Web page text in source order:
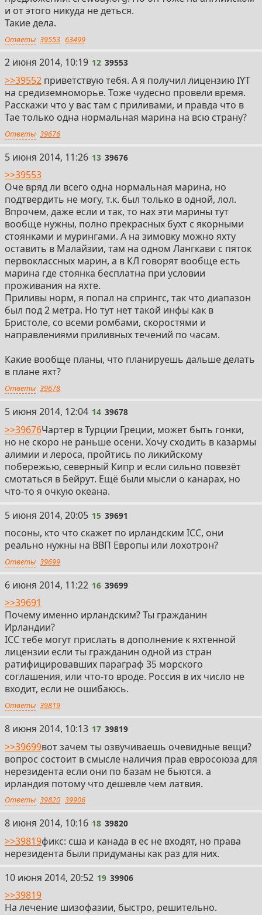
и от этого никуда не деться.
Такие дела.
Ответы 39553 63499
12
2 июня 2014, 10:19 12 39553
>>39552 приветствую тебя. А я получил лицензию IYT
на средиземноморье. Тоже чудесно провели время.
Расскажи что у вас там с приливами, и правда что в
Тае только одна нормальная марина на всю страну?
Ответы 39676
13
5 июня 2014, 11:26 13 39676
>>39553
Оче вряд ли всего одна нормальная марина, но
подтвердить не могу, т.к. был только в одной, лол.
Впрочем, даже если и так, то нах эти марины тут
вообще нужны, полно прекрасных бухт с якорными
стоянками и мурингами. А на зимовку можно яхту
оставить в Малайзии, там на одном Лангкави с пяток
первоклассных марин, а в КЛ говорят вообще есть
марина где стоянка бесплатна при условии
проживания на яхте.
Приливы норм, я попал на спрингс, так что диапазон
был под 2 метра. Но тут нет такой инфы как в
Бристоле, со всеми ромбами, скоростями и
направлениями приливных течений по часам.
Какие вообще планы, что планируешь дальше делать
в плане яхт?
Ответы 39678
14
5 июня 2014, 12:04 14 39678
>>39676Чартер в Турции Греции, может быть гонки,
но не скоро не раньше осени. Хочу сходить в казармы
алимии и лероса, пройтись по ликийскому
побережью, северный Кипр и если сильно повезёт
смотаться в Бейрут. Ещё были мысли о канарах, но
что-то я очкую океана.
15
5 июня 2014, 20:05 15 39691
посоны, кто что скажет по ирландским ICC, они
реально нужны на ВВП Европы или лохотрон?
Ответы 39699
16
6 июня 2014, 11:22 16 39699
>>39691
Почему именно ирландским? Ты гражданин
Ирландии?
ICC тебе могут прислать в дополнение к яхтенной
лицензии если ты гражданин одной из стран
ратифицировавших параграф 35 морского
соглашения, или что-то вроде. Россия в их число не
входит, если не ошибаюсь.
Ответы 39819
17
8 июня 2014, 10:13 17 39819
>>39699вот зачем ты озвучиваешь очевидные вещи?
вопрос состоит в смысле наличия прав евросоюза для
нерезидента если они по базам не бьются. а
ирландия потому что дешевле чем латвия.
Ответы 39820 39906
18
8 июня 2014, 10:16 18 39820
>>39819фикс: сша и канада в ес не входят, но права
нерезидента были придуманы как раз для них.
19
10 июня 2014, 20:52 19 39906
>>39819
На лечение шизофазии, быстро, решительно.